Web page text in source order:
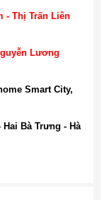
- Thị Trấn Liên
Lương
Smart City,
Bà Trưng - Hà